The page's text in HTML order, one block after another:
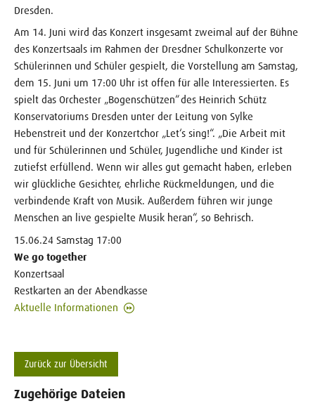
Dresden.
Am 14. Juni wird das Konzert insgesamt zweimal auf der Bühne
des Konzertsaals im Rahmen der Dresdner Schulkonzerte vor
Schülerinnen und Schüler gespielt, die Vorstellung am Samstag,
dem 15. Juni um 17:00 Uhr ist offen für alle Interessierten. Es
spielt das Orchester „Bogenschützen“ des Heinrich Schütz
Konservatoriums Dresden unter der Leitung von Sylke
Hebenstreit und der Konzertchor „Let‘s sing!“. „Die Arbeit mit
und für Schülerinnen und Schüler, Jugendliche und Kinder ist
zutiefst erfüllend. Wenn wir alles gut gemacht haben, erleben
wir glückliche Gesichter, ehrliche Rückmeldungen, und die
verbindende Kraft von Musik. Außerdem führen wir junge
Menschen an live gespielte Musik heran“, so Behrisch.
15.06.24 Samstag 17:00
We go together
Konzertsaal
Restkarten an der Abendkasse
Aktuelle Informationen
Zurück zur Übersicht
Zugehörige Dateien